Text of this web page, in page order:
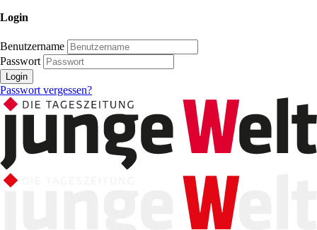
Login
Benutzername
Passwort
Login
Passwort vergessen?